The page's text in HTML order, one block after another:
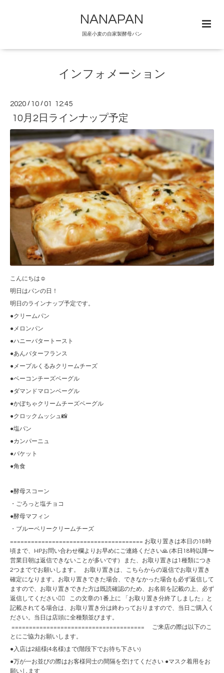
NANAPAN
国産小麦の自家製酵母パン
インフォメーション
2020 / 10 /01 12:45
10月2日ラインナップ予定
こんにちは☺︎
明日はパンの日！
明日のラインナップ予定です。
●クリームパン
●メロンパン
●ハニーバタートースト
●あんバターフランス
●メープルくるみクリームチーズ
●ベーコンチーズベーグル
●ダマンドマロンベーグル
●かぼちゃクリームチーズベーグル
●クロックムッシュ📸
●塩パン
●カンパーニュ
●バケット
●角食
●酵母スコーン
・ごろっと塩チョコ
●酵母マフィン
・ブルーベリークリームチーズ
====================================== お取り置きは本日の18時
頃まで、HPお問い合わせ欄よりお早めにご連絡ください🙏 (本日18時以降〜
営業日朝は返信できないことが多いです) また、お取り置きは1種類につき
2つまででお願いします。 お取り置きは、こちらからの返信でお取り置き
確定になります。お取り置きできた場合、できなかった場合も必ず返信して
ますので、お取り置きできた方は既読確認のため、お名前を記載の上、必ず
返信してください🙇‍♀️ この文章の1番上に 「お取り置き分終了しました」と
記載されてる場合は、お取り置き分は終わっておりますので、当日ご購入く
ださい。当日は店頭に全種類並びます。
====================================== ご来店の際は以下のこ
とにご協力お願いします。
●入店は2組様(4名様)まで(階段下でお待ち下さい)
●万が一お並びの際はお客様同士の間隔を空けてください ●マスク着用をお
願いします